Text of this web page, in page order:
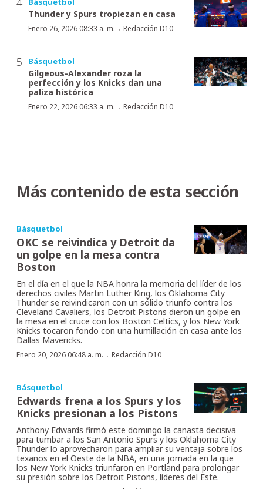
Thunder y Spurs tropiezan en casa
Enero 26, 2026 08:33 a. m. · Redacción D10
Básquetbol
Gilgeous-Alexander roza la
perfección y los Knicks dan una
paliza histórica
Enero 22, 2026 06:33 a. m. · Redacción D10
Más contenido de esta sección
Básquetbol
OKC se reivindica y Detroit da
un golpe en la mesa contra
Boston
En el día en el que la NBA honra la memoria del líder de los
derechos civiles Martin Luther King, los Oklahoma City
Thunder se reivindicaron con un sólido triunfo contra los
Cleveland Cavaliers, los Detroit Pistons dieron un golpe en
la mesa en el cruce con los Boston Celtics, y los New York
Knicks tocaron fondo con una humillación en casa ante los
Dallas Mavericks.
Enero 20, 2026 06:48 a. m. · Redacción D10
Básquetbol
Edwards frena a los Spurs y los
Knicks presionan a los Pistons
Anthony Edwards firmó este domingo la canasta decisiva
para tumbar a los San Antonio Spurs y los Oklahoma City
Thunder lo aprovecharon para ampliar su ventaja sobre los
texanos en el Oeste de la NBA, en una jornada en la que
los New York Knicks triunfaron en Portland para prolongar
su presión sobre los Detroit Pistons, líderes del Este.